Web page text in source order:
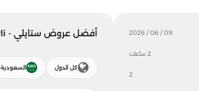
09 / 06 / 2026
2 ساعات
2
أفضل عروض ستايلي - Styli
كل الدول السعودية